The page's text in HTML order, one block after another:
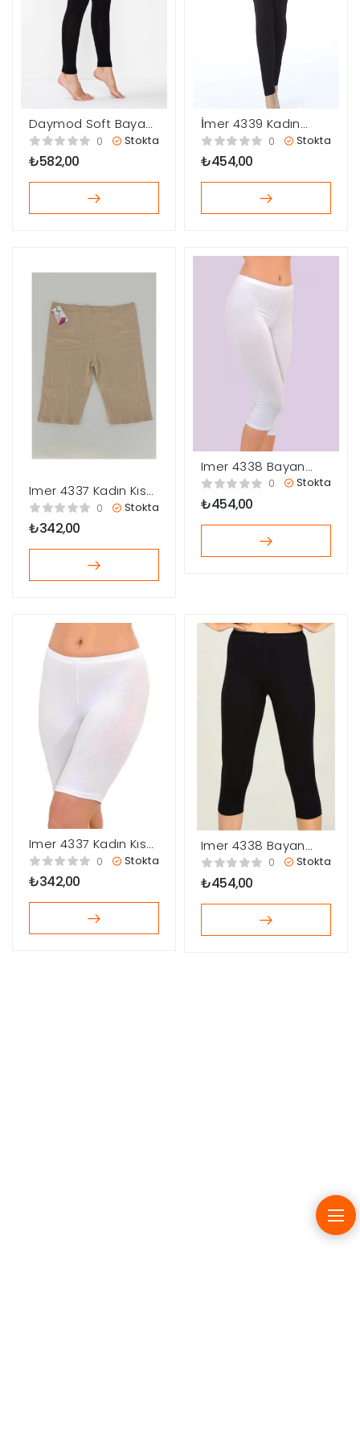
Daymod Soft Bayan
Tayt
0 Stokta
₺582,00
İmer 4339 Kadın
Modal Uzun Tayt
0 Stokta
₺454,00
Imer 4337 Kadın Kısa
Tayt
0 Stokta
₺342,00
Imer 4338 Bayan
Kapri Tayt
0 Stokta
₺454,00
Imer 4337 Kadın Kısa
Tayt
0 Stokta
₺342,00
Imer 4338 Bayan
Kapri Tayt
0 Stokta
₺454,00